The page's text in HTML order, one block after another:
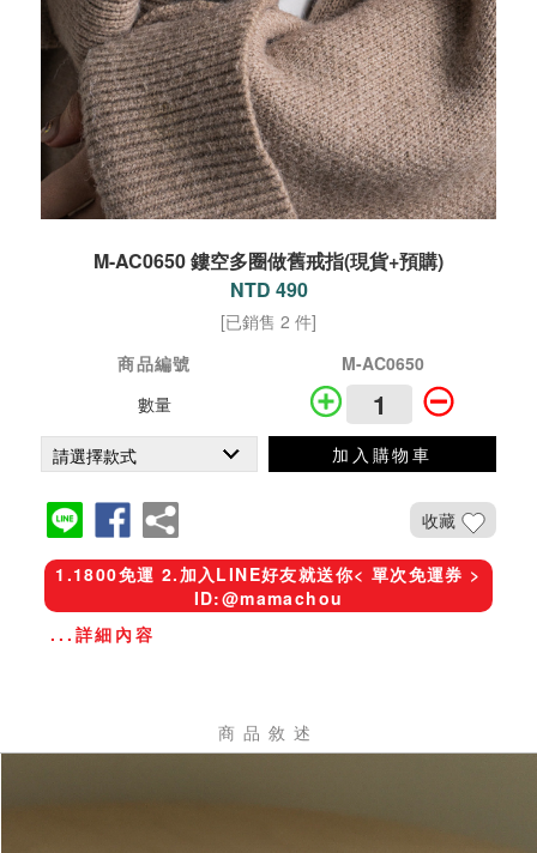
M-AC0650 鏤空多圈做舊戒指(現貨+預購)
NTD 490
[已銷售 2 件]
商品編號
M-AC0650
數量
加入購物車
收藏
1.1800免運 2.加入LINE好友就送你< 單次免運券 >
ID:@mamachou
...詳細內容
商品敘述